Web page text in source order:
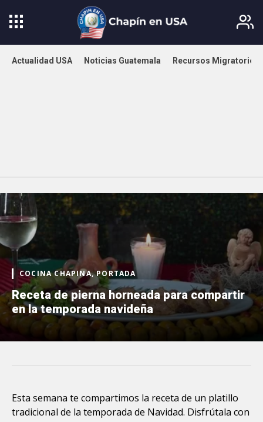
Actualidad USA Noticias Guatemala Recursos Migratorios
COCINA CHAPINA, PORTADA
Receta de pierna horneada para compartir
en la temporada navideña
Esta semana te compartimos la receta de un platillo
tradicional de la temporada de Navidad. Disfrútala con